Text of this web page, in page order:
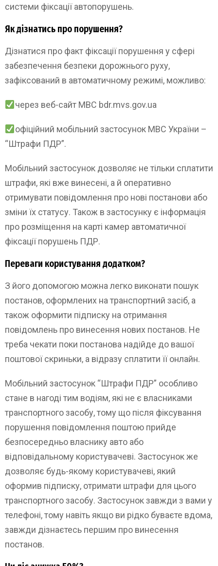
системи фіксації автопорушень.
Як дізнатись про порушення?
Дізнатися про факт фіксації порушення у сфері
забезпечення безпеки дорожнього руху,
зафіксований в автоматичному режимі, можливо:
через веб-сайт МВС bdr.mvs.gov.ua
офіційний мобільний застосунок МВС України –
“Штрафи ПДР”.
Мобільний застосунок дозволяє не тільки сплатити
штрафи, які вже винесені, а й оперативно
отримувати повідомлення про нові постанови або
зміни їх статусу. Також в застосунку є інформація
про розміщення на карті камер автоматичної
фіксації порушень ПДР.
Переваги користування додатком?
З його допомогою можна легко виконати пошук
постанов, оформлених на транспортний засіб, а
також оформити підписку на отримання
повідомлень про винесення нових постанов. Не
треба чекати поки постанова надійде до вашої
поштової скриньки, а відразу сплатити її онлайн.
Мобільний застосунок “Штрафи ПДР” особливо
стане в нагоді тим водіям, які не є власниками
транспортного засобу, тому що після фіксування
порушення повідомлення поштою прийде
безпосередньо власнику авто або
відповідальному користувачеві. Застосунок же
дозволяє будь-якому користувачеві, який
оформив підписку, отримати штрафи для цього
транспортного засобу. Застосунок завжди з вами у
телефоні, тому навіть якщо ви рідко буваєте вдома,
завжди дізнаєтесь першим про винесення
постанов.